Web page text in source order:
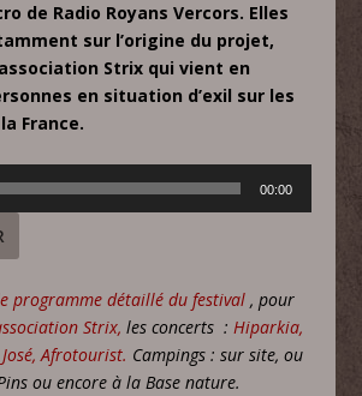
de Radio Royans Vercors. Elles
sur l’origine du projet,
Strix qui vient en
en situation d’exil sur les
France.
00:00
programme détaillé du festival , pour
Strix, les concerts :Hiparkia,
,Afrotourist. Campings : sur site, ou
ou encore à la Base nature.